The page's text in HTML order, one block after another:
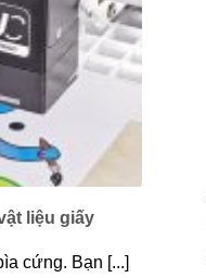
liệu giấy
cứng. Bạn [...]